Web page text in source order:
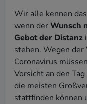
Wir alle kennen
wenn derWunsch
Gebot der Distanz
stehen. Wegen
Coronavirus
Vorsicht an den
die meisten
stattfinden können